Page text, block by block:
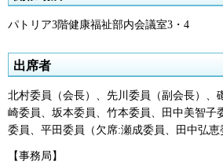
パトリア3階健康福祉部内会議室3・4
出席者
北村委員（会長）、先川委員（副会長）、
崎委員、坂本委員、竹本委員、田中美智子
委員、平田委員（欠席:瀬成委員、田中弘恵
【事務局】